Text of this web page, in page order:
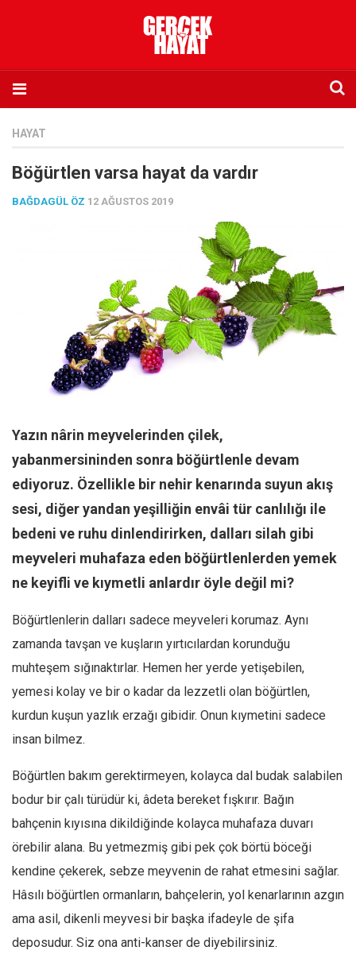
Künye
İletişim
Eksik sayıların temini
Sosyal Medya
Twitter
Facebook
Instagram
Editörden
Kemal Özer
Mahmut Toptaş
Yvonne Ridley
Barış Tarımcıoğlu
Leyla Şerif Emin
Selçuk Türkyılmaz
Mehmet Ali Tekin
Bağdagül Öz
Esra Elönü
» Yazar arşivi
Bu Sayı
Tüm Sayılar
HAYAT
Böğürtlen varsa hayat da vardır
BAĞDAGÜL ÖZ 12 AĞUSTOS 2019
Yazın nârin meyvelerinden çilek,
yabanmersininden sonra böğürtlenle devam
ediyoruz. Özellikle bir nehir kenarında suyun akış
sesi, diğer yandan yeşilliğin envâi tür canlılığı ile
bedeni ve ruhu dinlendirirken, dalları silah gibi
meyveleri muhafaza eden böğürtlenlerden yemek
ne keyifli ve kıymetli anlardır öyle değil mi?
Böğürtlenlerin dalları sadece meyveleri korumaz. Aynı
zamanda tavşan ve kuşların yırtıcılardan korunduğu
muhteşem sığınaktırlar. Hemen her yerde yetişebilen,
yemesi kolay ve bir o kadar da lezzetli olan böğürtlen,
kurdun kuşun yazlık erzağı gibidir. Onun kıymetini sadece
insan bilmez.
Böğürtlen bakım gerektirmeyen, kolayca dal budak salabilen
bodur bir çalı türüdür ki, âdeta bereket fışkırır. Bağın
bahçenin kıyısına dikildiğinde kolayca muhafaza duvarı
örebilir alana. Bu yetmezmiş gibi pek çok börtü böceği
kendine çekerek, sebze meyvenin de rahat etmesini sağlar.
Hâsılı böğürtlen ormanların, bahçelerin, yol kenarlarının azgın
ama asil, dikenli meyvesi bir başka ifadeyle de şifa
deposudur. Siz ona anti-kanser de diyebilirsiniz.